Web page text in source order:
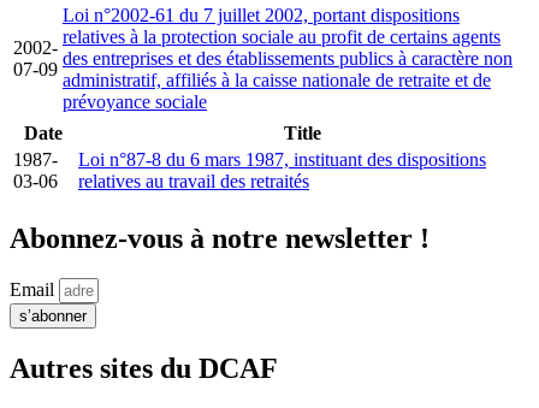
2002-
07-09
Loi n°2002-61 du 7 juillet 2002, portant dispositions
relatives à la protection sociale au profit de certains agents
des entreprises et des établissements publics à caractère non
administratif, affiliés à la caisse nationale de retraite et de
prévoyance sociale
Date
Title
1987-
03-06
Loi n°87-8 du 6 mars 1987, instituant des dispositions
relatives au travail des retraités
Abonnez-vous à notre newsletter !
Email
s’abonner
Autres sites du DCAF